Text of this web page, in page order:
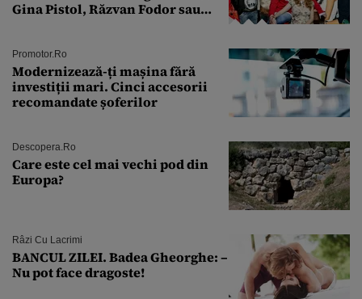
Gina Pistol, Răzvan Fodor sau
Promotor.ro
Modernizează-ți mașina fără
investiții mari. Cinci accesorii
recomandate șoferilor
Descopera.ro
Care este cel mai vechi pod din
Europa?
Râzi Cu Lacrimi
BANCUL ZILEI. Badea Gheorghe: –
Nu pot face dragoste!